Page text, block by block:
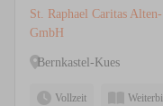
St. Raphael Caritas
GmbH
Bernkastel-Kues
Vollzeit